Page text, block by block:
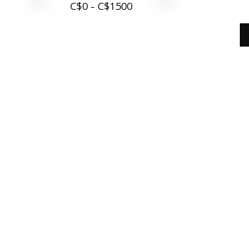
C$0 - C$1500